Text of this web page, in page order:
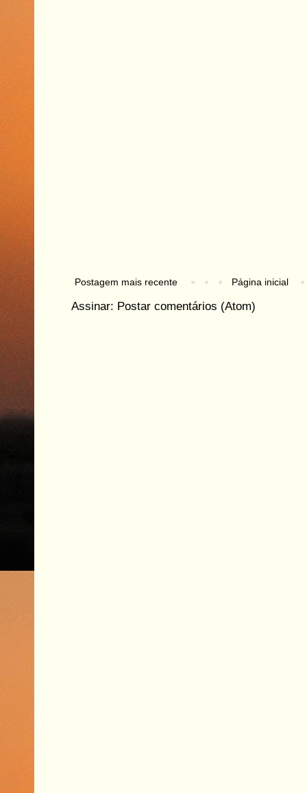
Postagem mais recente Página inicial
Assinar: Postar comentários (Atom)